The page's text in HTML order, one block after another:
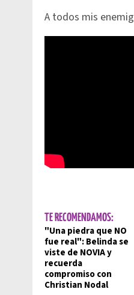
A todos mis
TE RECOMENDAMOS:
"Una piedra que NO
fue real": Belinda se
viste de NOVIA y
recuerda
compromiso con
Christian Nodal